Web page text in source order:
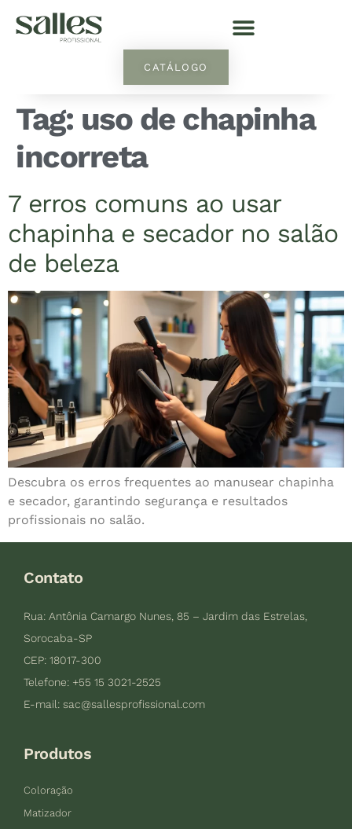
CATÁLOGO
Tag: uso de chapinha
incorreta
7 erros comuns ao usar
chapinha e secador no salão
de beleza
Descubra os erros frequentes ao manusear chapinha
e secador, garantindo segurança e resultados
profissionais no salão.
Contato
Rua: Antônia Camargo Nunes, 85 – Jardim das Estrelas,
Sorocaba-SP
CEP: 18017-300
Telefone: +55 15 3021-2525
E-mail: sac@sallesprofissional.com
Produtos
Coloração
Matizador